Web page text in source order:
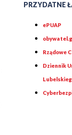
PRZYDATNE
ePUAP
Rządowe
Dziennik